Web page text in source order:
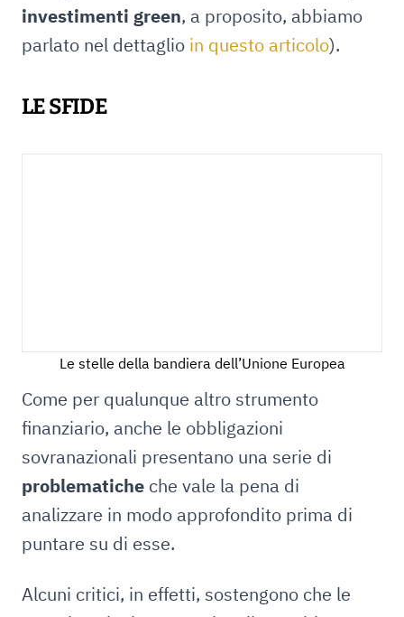
investimenti green, a proposito, abbiamo
parlato nel dettaglio in questo articolo).
LE SFIDE
Le stelle della bandiera dell’Unione Europea
Come per qualunque altro strumento
finanziario, anche le obbligazioni
sovranazionali presentano una serie di
problematiche che vale la pena di
analizzare in modo approfondito prima di
puntare su di esse.
Alcuni critici, in effetti, sostengono che le